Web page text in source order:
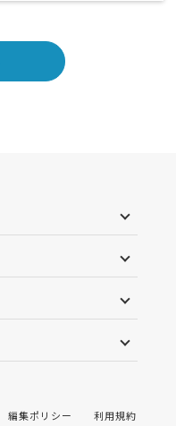
編集ポリシー 利用規約